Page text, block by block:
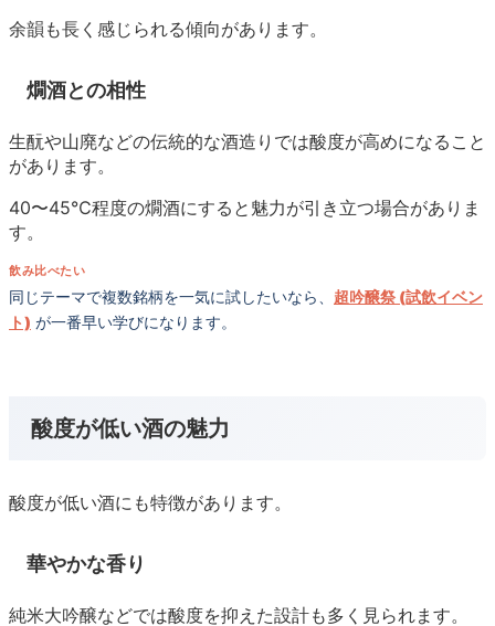
余韻も長く感じられる傾向があります。
燗酒との相性
生酛や山廃などの伝統的な酒造りでは酸度が高めになること
があります。
40〜45℃程度の燗酒にすると魅力が引き立つ場合がありま
す。
飲み比べたい
同じテーマで複数銘柄を一気に試したいなら、 超吟醸祭 (試飲イベン
ト) が一番早い学びになります。
酸度が低い酒の魅力
酸度が低い酒にも特徴があります。
華やかな香り
純米大吟醸などでは酸度を抑えた設計も多く見られます。